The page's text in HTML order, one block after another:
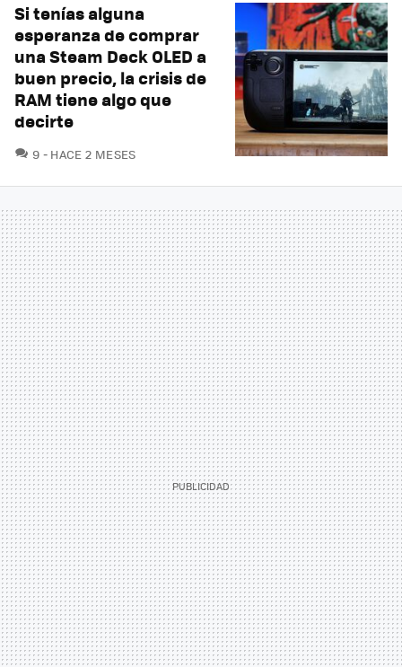
Si tenías alguna
esperanza de comprar
una Steam Deck OLED a
buen precio, la crisis de
RAM tiene algo que
decirte
9 COMENTARIOS
HACE 2 MESES